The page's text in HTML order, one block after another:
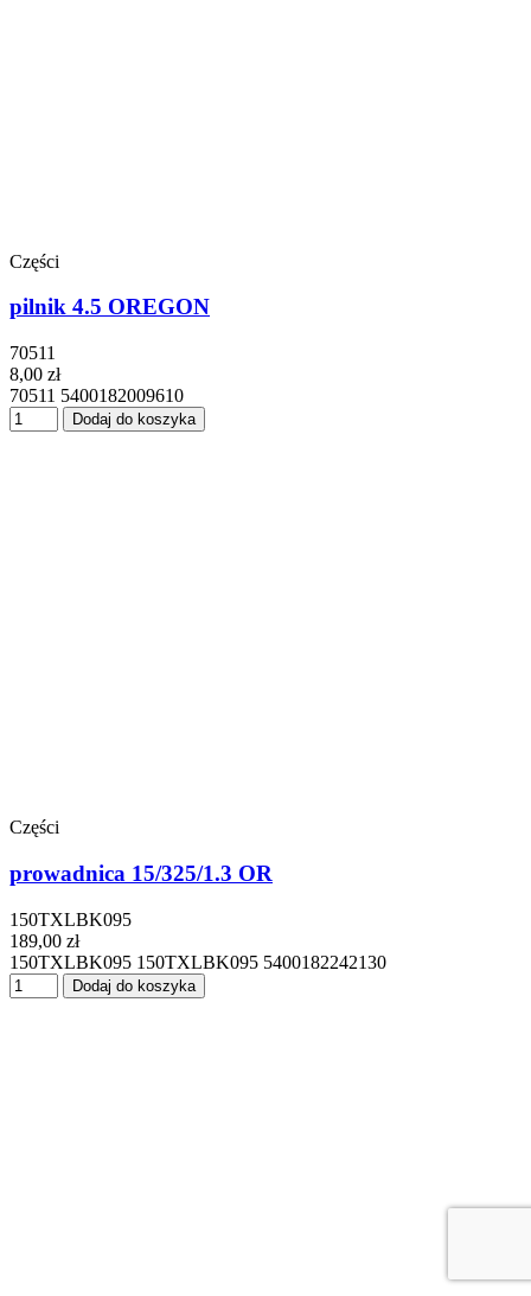
Części
pilnik 4.5 OREGON
70511
8,00 zł
70511 5400182009610
Dodaj do koszyka
Części
prowadnica 15/325/1.3 OR
150TXLBK095
189,00 zł
150TXLBK095 150TXLBK095 5400182242130
Dodaj do koszyka